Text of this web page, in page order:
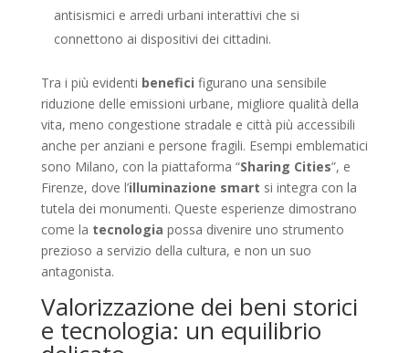
antisismici e arredi urbani interattivi che si
connettono ai dispositivi dei cittadini.
Tra i più evidenti benefici figurano una sensibile
riduzione delle emissioni urbane, migliore qualità della
vita, meno congestione stradale e città più accessibili
anche per anziani e persone fragili. Esempi emblematici
sono Milano, con la piattaforma “Sharing Cities”, e
Firenze, dove l’illuminazione smart si integra con la
tutela dei monumenti. Queste esperienze dimostrano
come la tecnologia possa divenire uno strumento
prezioso a servizio della cultura, e non un suo
antagonista.
Valorizzazione dei beni storici
e tecnologia: un equilibrio